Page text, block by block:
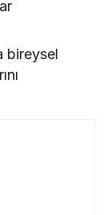
bireysel